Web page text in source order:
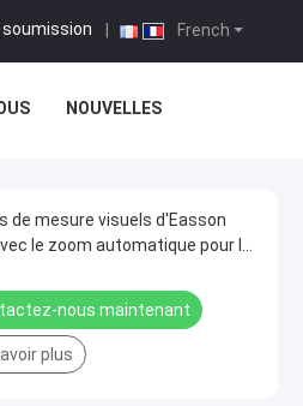
French
soumission
NOUVELLES
de mesure visuels d'Easson
le zoom automatique pour le
nous maintenant
plus